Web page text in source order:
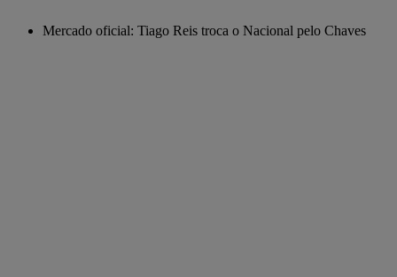
Mercado oficial: Tiago Reis troca o Nacional pelo Chaves